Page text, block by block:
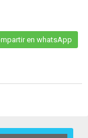
en whatsApp